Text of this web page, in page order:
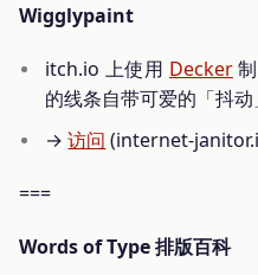
Wigglypaint
itch.io 上使用 Decker制
的线条自带可爱的「抖动
→访问 (internet-
===
Words of Type 排版百科